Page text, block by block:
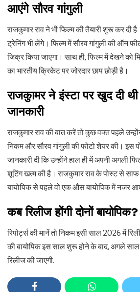
आएंगे सौरव गांगुली
राजकुमार राव ने भी फिल्म की तैयारी शुरू कर दी
ट्रेनिंग भी लेंगे। फिल्म में सौरव गांगुली की ऑन
जिक्र किया जाएगा। साथ ही, फिल्म में देखने को
का भारतीय क्रिकेट पर जोरदार छाप छोड़ी है।
राजकुामर ने इंस्टा पर खुद दी थी
जानकारी
राजकुमार राव की बात करें तो कुछ वक्त पहले
निकम और सौरव गांगुली की फोटो शेयर की। इस
जानकारी दी कि उन्होंने हाल ही में अपनी अगली
शूटिंग खत्म की है। राजकुमार राव के पोस्ट से साफ
बायोपिक से पहले वो एक औस बायोपिक में नजर
कब रिलीज होंगी दोनों बायोपिक?
रिपोर्ट्स की मानें तो निकम इसी साल 2026 में
की बायोपिक इस साल शुरू होने के बाद, अगले
रिलीज की जाएगी.